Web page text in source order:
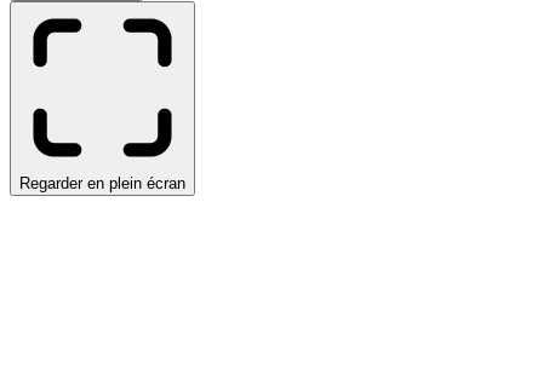
Regarder en plein écran